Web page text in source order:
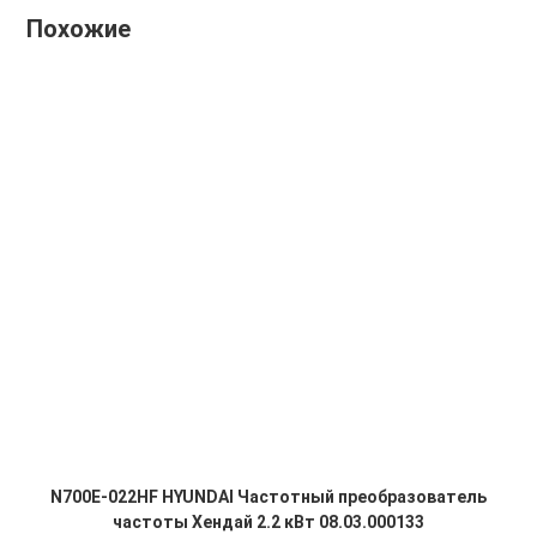
Похожие
N700E-022HF HYUNDAI Частотный преобразователь
частоты Хендай 2.2 кВт 08.03.000133